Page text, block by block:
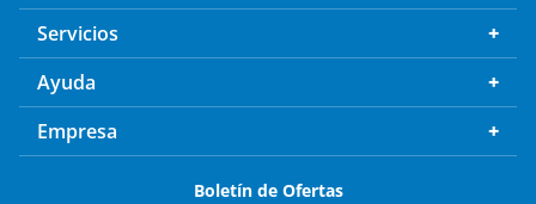
Servicios
Ayuda
Empresa
Boletín de Ofertas